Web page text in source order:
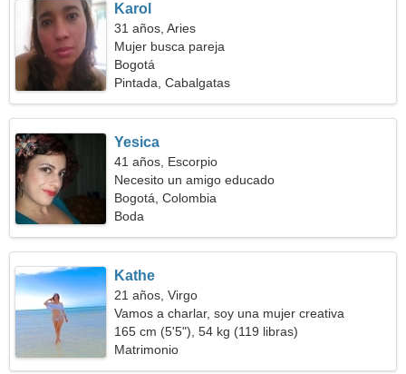
Karol
31 años, Aries
Mujer busca pareja
Bogotá
Pintada, Cabalgatas
Yesica
41 años, Escorpio
Necesito un amigo educado
Bogotá, Colombia
Boda
Kathe
21 años, Virgo
Vamos a charlar, soy una mujer creativa
165 cm (5'5"), 54 kg (119 libras)
Matrimonio